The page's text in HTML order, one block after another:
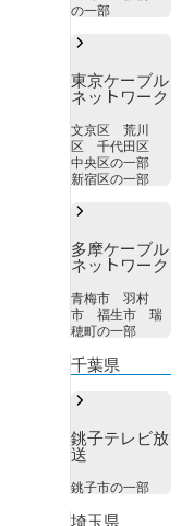
の一部
東京ケーブル
ネットワーク
文京区 荒川
区 千代田区
中央区の一部
新宿区の一部
多摩ケーブル
ネットワーク
青梅市 羽村
市 福生市 瑞
穂町の一部
千葉県
銚子テレビ放
送
銚子市の一部
埼玉県